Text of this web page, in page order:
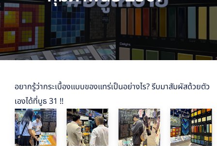
อยากรู้ว่ากระเบื้องแบบของแทร่เป็นอย่างไร? รีบมาสัมผัสด้วยตัว
เองได้ที่บูธ 31 !!